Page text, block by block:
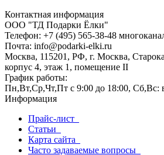
Контактная информация
ООО "ТД Подарки Ёлки"
Телефон: +7 (495) 565-38-48
Почта: info@podarki-elki.ru
Москва, 115201, РФ, г. Москва,
корпус 4, этаж 1, помещение II
График работы:
Пн,Вт,Ср,Чт,Пт с 9:00 до 18:00, Сб,Вс:
Информация
Прайс-лист
Статьи
Карта сайта
Часто задаваемые вопросы